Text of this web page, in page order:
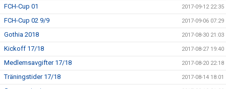
FCH-Cup 01 2017-09-12 22:35
FCH-Cup 02 9/9 2017-09-06 07:29
Gothia 2018 2017-08-30 21:03
Kickoff 17/18 2017-08-27 19:40
Medlemsavgifter 17/18 2017-08-20 22:18
Träningstider 17/18 2017-08-14 18:01